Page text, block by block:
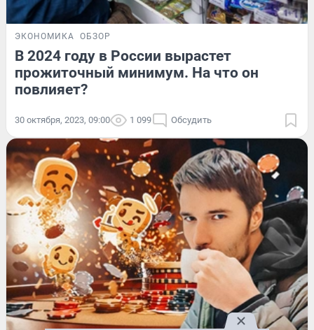
ЭКОНОМИКА ОБЗОР
В 2024 году в России вырастет
прожиточный минимум. На что он
повлияет?
30 октября, 2023, 09:00 1 099 Обсудить